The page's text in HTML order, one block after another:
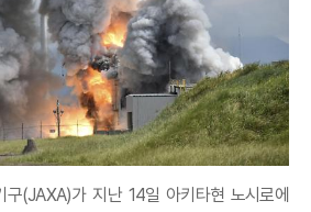
구(JAXA)가 지난 14일 아키타현 노시로에